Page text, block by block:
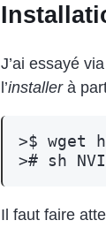
J’ai essayé
l’installerà
>$ wget
># sh
Il faut faire